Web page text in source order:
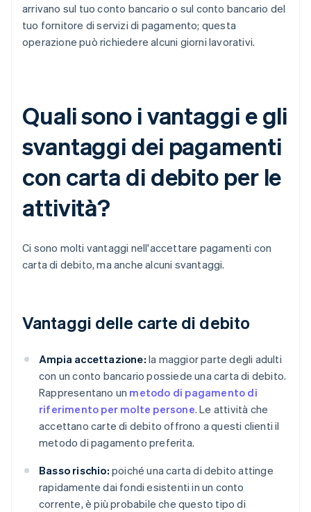
arrivano sul tuo conto bancario o sul conto bancario del
tuo fornitore di servizi di pagamento; questa
operazione può richiedere alcuni giorni lavorativi.
Quali sono i vantaggi e gli
svantaggi dei pagamenti
con carta di debito per le
attività?
Ci sono molti vantaggi nell'accettare pagamenti con
carta di debito, ma anche alcuni svantaggi.
Vantaggi delle carte di debito
Ampia accettazione: la maggior parte degli adulti
con un conto bancario possiede una carta di debito.
Rappresentano un metodo di pagamento di
riferimento per molte persone. Le attività che
accettano carte di debito offrono a questi clienti il
metodo di pagamento preferita.
Basso rischio: poiché una carta di debito attinge
rapidamente dai fondi esistenti in un conto
corrente, è più probabile che questo tipo di